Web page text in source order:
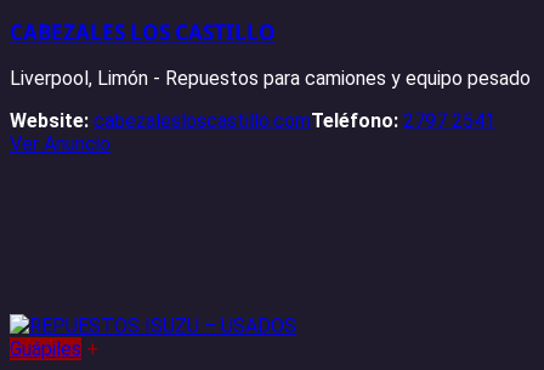
CABEZALES LOS CASTILLO
Liverpool, Limón - Repuestos para camiones y equipo pesado
Website: cabezalesloscastillo.comTeléfono: 2797 2541
Ver Anuncio
Guápiles +